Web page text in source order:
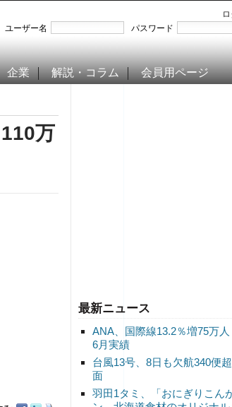
ユーザー名
パスワード
企業 解説・コラム 会員用ページ
最新ニュース
ANA、国際線13.2％増75万
6月実績
台風13号、8日も欠航340便
面
羽田1タミ、「おにぎりこん
万